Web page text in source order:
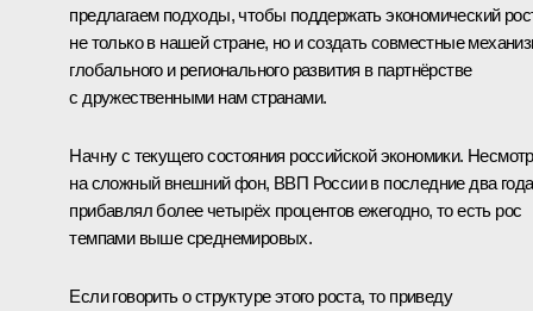
предлагаем подходы, чтобы поддержать экономический
не только в нашей стране, но и создать совместные
глобального и регионального развития в партнёрстве
с дружественными нам странами.
Начну с текущего состояния российской экономики.
на сложный внешний фон, ВВП России в последние два года
прибавлял более четырёх процентов ежегодно, то есть рос
темпами выше среднемировых.
Если говорить о структуре этого роста, то приведу